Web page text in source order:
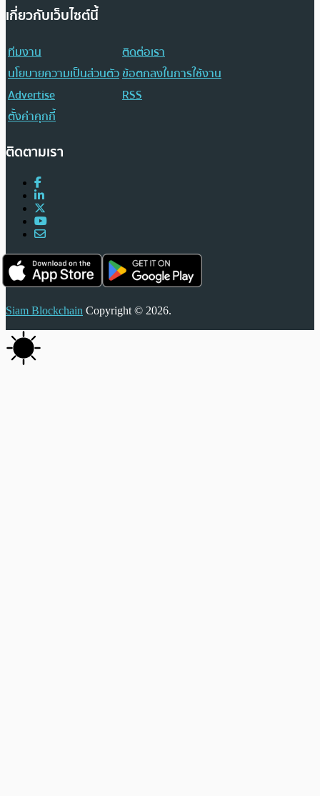
เกี่ยวกับเว็บไซต์นี้
ทีมงาน
ติดต่อเรา
นโยบายความเป็นส่วนตัวข้อตกลงในการใช้งาน
Advertise
RSS
ตั้งค่าคุกกี้
ติดตามเรา
Siam Blockchain Copyright © 2026.